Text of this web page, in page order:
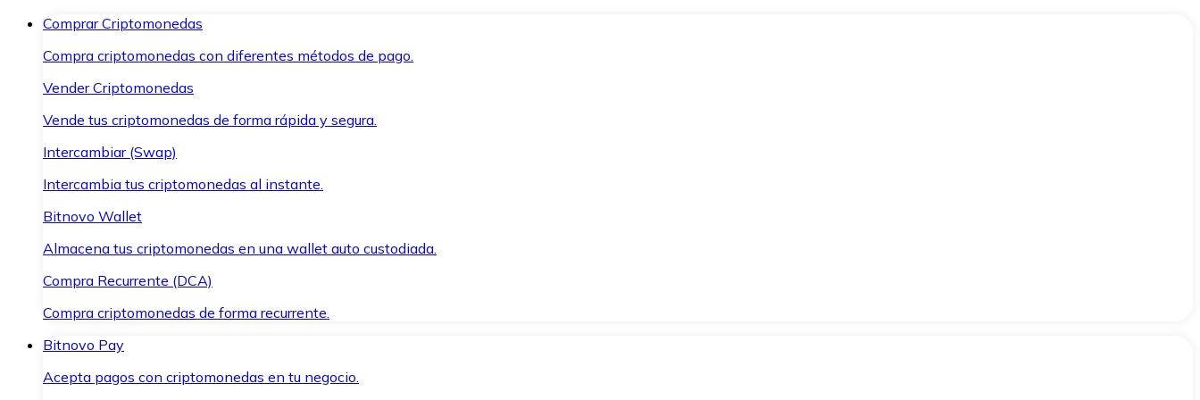
Comprar Criptomonedas
Compra criptomonedas con diferentes métodos de pago.
Vender Criptomonedas
Vende tus criptomonedas de forma rápida y segura.
Intercambiar (Swap)
Intercambia tus criptomonedas al instante.
Bitnovo Wallet
Almacena tus criptomonedas en una wallet auto custodiada.
Compra Recurrente (DCA)
Compra criptomonedas de forma recurrente.
Bitnovo Pay
Acepta pagos con criptomonedas en tu negocio.